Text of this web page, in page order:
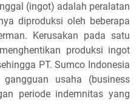
(ingot) adalah peralatan
diproduksi oleh beberapa
Kerusakan pada satu
produksi ingot
PT. Sumco Indonesia
usaha (business
periode indemnitas yang